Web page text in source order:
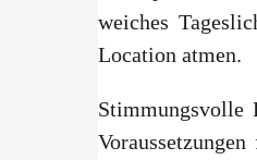
weiches
Location atmen.
Stimmungsvolle